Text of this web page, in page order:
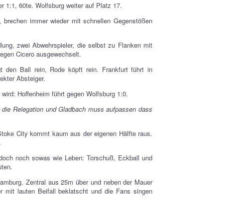
1:1, 60te. Wolfsburg weiter auf Platz 17.
immer wieder mit schnellen Gegenstößen
zwei Abwehrspieler, die selbst zu Flanken mit
Cicero ausgewechselt.
den Ball rein, Rode köpft rein. Frankfurt führt in
Absteiger.
Hoffenheim führt gegen Wolfsburg 1:0.
Relegation und Gladbach muss aufpassen dass
City kommt kaum aus der eigenen Hälfte raus.
noch sowas wie Leben: Torschuß, Eckball und
Zentral aus 25m über und neben der Mauer
mit lauten Beifall beklatscht und die Fans singen